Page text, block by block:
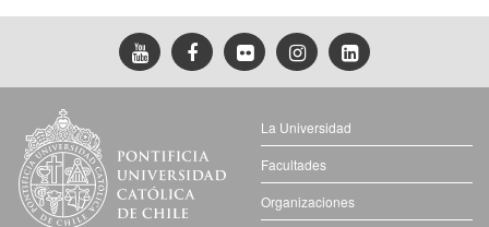
La Universidad
Facultades
Organizaciones